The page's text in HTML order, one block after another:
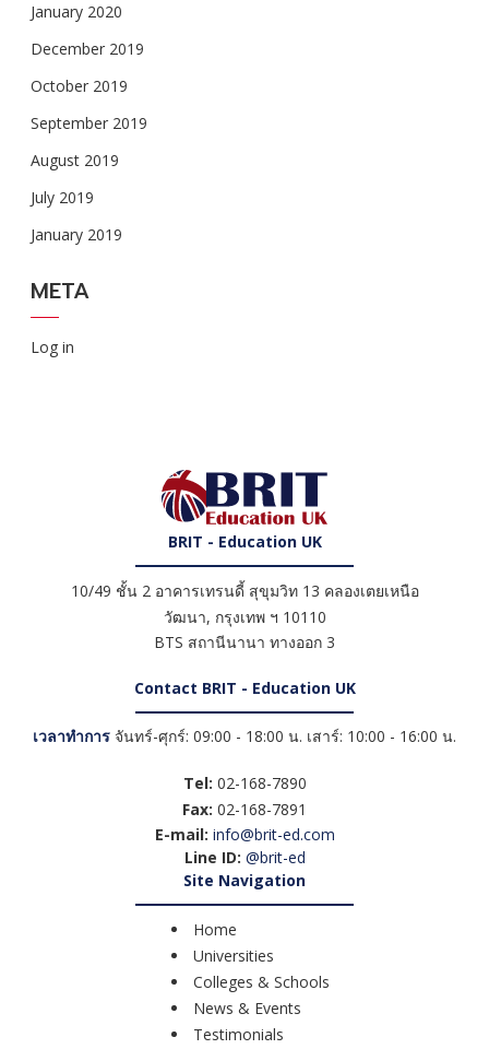
January 2020
December 2019
October 2019
September 2019
August 2019
July 2019
January 2019
META
Log in
BRIT - Education UK
10/49 ชั้น 2 อาคารเทรนดี้ สุขุมวิท 13 คลองเตยเหนือ
วัฒนา, กรุงเทพ ฯ 10110
BTS สถานีนานา ทางออก 3
Contact BRIT - Education UK
เวลาทำการ จันทร์-ศุกร์: 09:00 - 18:00 น. เสาร์: 10:00 - 16:00 น.
Tel: 02-168-7890
Fax: 02-168-7891
E-mail: info@brit-ed.com
Line ID: @brit-ed
Site Navigation
Home
Universities
Colleges & Schools
News & Events
Testimonials